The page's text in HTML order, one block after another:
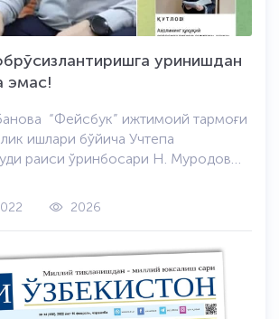
эмас!
“Фейсбук” ижтимоий тармоғи
ишлари бўйича Учтепа
раиси ўринбосари Н. Муродов
судья қарор чиқариш ўрнига мени
ҳаракат қилиб, ўзича
нозири? Аниқланишича, Л.
туман халқ таълими бўлими
62-сонли умумтаълим мактабининг
2026